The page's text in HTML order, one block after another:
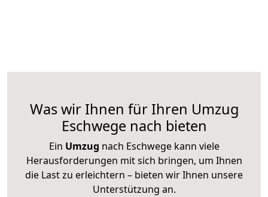
Was wir Ihnen für Ihren Umzug
Eschwege nach bieten
Ein Umzug nach Eschwege kann viele
Herausforderungen mit sich bringen, um Ihnen
die Last zu erleichtern – bieten wir Ihnen unsere
Unterstützung an.